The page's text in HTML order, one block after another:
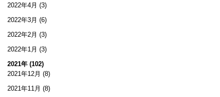
2022年4月 (3)
2022年3月 (6)
2022年2月 (3)
2022年1月 (3)
2021年 (102)
2021年12月 (8)
2021年11月 (8)